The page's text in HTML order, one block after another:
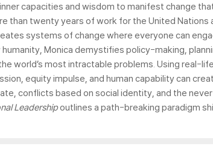
capacities and wisdom to manifest change
than twenty years of work for the United
systems of change where everyone can
Monica demystifies policy-making,
world’s most intractable problems. Using real-
equity impulse, and human capability can
conflicts based on social identity, and the
Leadershipoutlines a path-breaking paradigm